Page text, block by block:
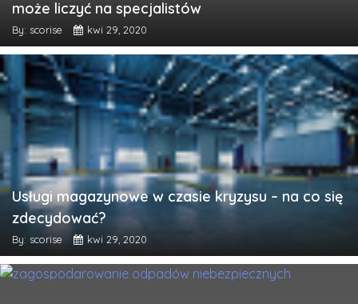
może liczyć na specjalistów
By: scorise kwi 29, 2020
Usługi magazynowe w czasie kryzysu – na co się
zdecydować?
By: scorise kwi 29, 2020